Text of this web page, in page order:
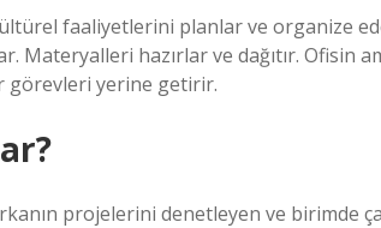
faaliyetlerini planlar ve organize
Materyalleri hazırlar ve dağıtır. Ofisin
görevleri yerine getirir.
projelerini denetleyen ve birimde